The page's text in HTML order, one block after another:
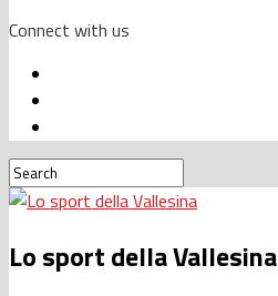
Connect with us
Lo sport della Vallesina